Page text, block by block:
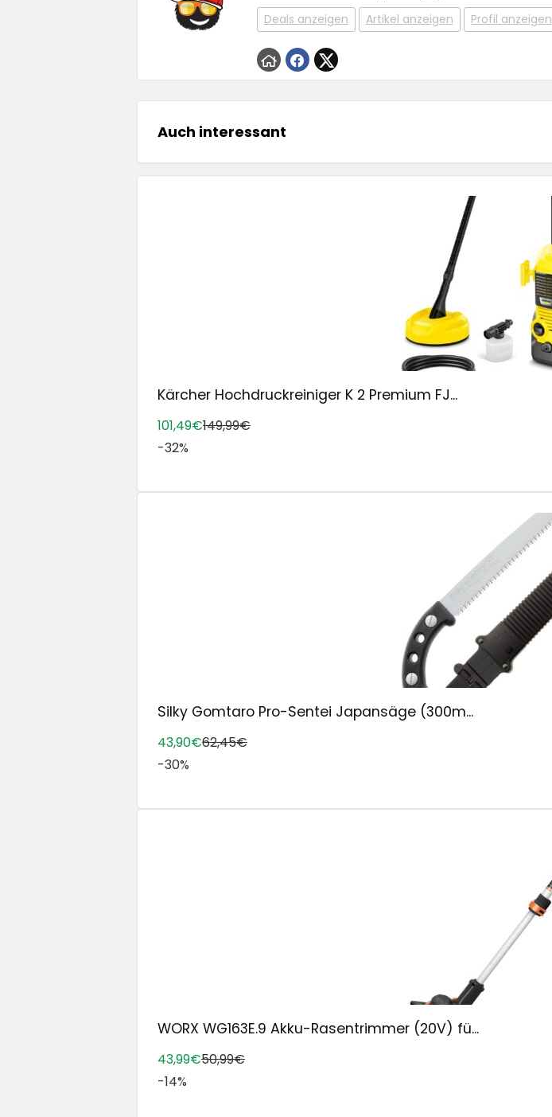
Deals anzeigen Artikel anzeigen Profil anzeigen
Auch interessant
Kärcher Hochdruckreiniger K 2 Premium FJ...
101,49€149,99€
-32%
Silky Gomtaro Pro-Sentei Japansäge (300m...
43,90€62,45€
-30%
WORX WG163E.9 Akku-Rasentrimmer (20V) fü...
43,99€50,99€
-14%